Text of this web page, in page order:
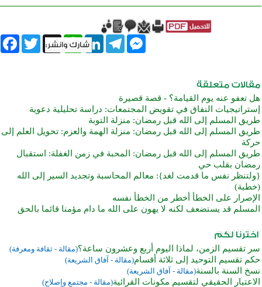
Twitter X
WhatsAppLinkedInTelegram
Messenger
هل تعفو عنه يوم القيامة؟ - قصة قصيرة
إستراتيجيات النفاق في تقويض المجتمعات: دراسة تحليلية دعوية
طريق المسلم إلى الله قبل رمضان: منزلة التوبة
طريق المسلم إلى الله قبل رمضان: منزلة الهمة والعزم: تحويل العلم إلى
حركة
طريق المسلم إلى الله قبل رمضان: المحبة في زمن الغفلة: استقبال
رمضان بقلب حي
{ولتنظر نفس ما قدمت لغد}: معالم المحاسبة وتجديد السير إلى الله
(خطبة)
الإصرار على الخطأ أخطر من الخطأ نفسه
المسلم قد يستضعف لكنه لا يهون على الله ما دام مؤمنا قائما بالحق
سر تقسيم الزمن، لماذا اليوم أربع وعشرون ساعة؟(مقالة - ثقافة ومعرفة)
حكم تقسيم التوحيد إلى ثلاثة أقسام(مقالة - آفاق الشريعة)
نسخ السنة بالسنة(مقالة - آفاق الشريعة)
الاعتبار الحقيقي لتقسيم مكونات القرائية(مقالة - مجتمع وإصلاح)